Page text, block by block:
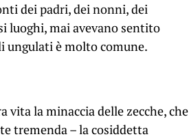
dei padri, dei nonni, dei
luoghi, mai avevano sentito
ungulati è molto comune.
vita la minaccia delle zecche, che
tremenda – la cosiddetta